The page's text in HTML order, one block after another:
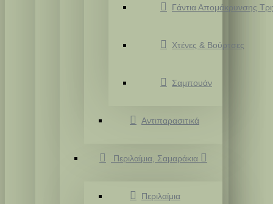
Γάντια Απομάκρυνσης
Χτένες & Βούρτσες
Σαμπουάν
Αντιπαρασιτικά
Περιλαίμια, Σαμαράκια
Περιλαίμια